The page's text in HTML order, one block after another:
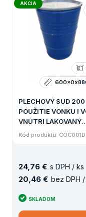
PLECHOVÝ SUD 200
POUŽITIE VONKU I
VNÚTRI LAKOVANÝ
ODNÍMATEĽNÉ VEKO
Kód produktu: COC001D
AKCIA
24, 76 € s DPH / ks
20 46 € bez DPH
SKLADOM